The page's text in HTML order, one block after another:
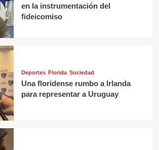
en la instrumentación del
fideicomiso
Deportes Florida Sociedad
Una floridense rumbo a Irlanda
para representar a Uruguay